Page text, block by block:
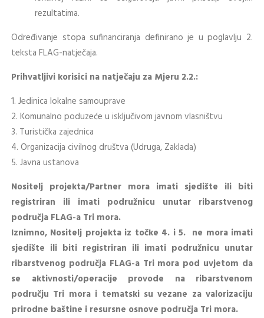
rezultatima.
Određivanje stopa sufinanciranja definirano je u poglavlju 2.
teksta FLAG-natječaja.
Prihvatljivi korisici na natječaju za Mjeru 2.2.:
1. Jedinica lokalne samouprave
2. Komunalno poduzeće u isključivom javnom vlasništvu
3. Turistička zajednica
4. Organizacija civilnog društva (Udruga, Zaklada)
5. Javna ustanova
Nositelj projekta/Partner mora imati sjedište ili biti
registriran ili imati podružnicu unutar ribarstvenog
područja FLAG-a Tri mora.
Iznimno, Nositelj projekta iz točke 4. i 5. ne mora imati
sjedište ili biti registriran ili imati podružnicu unutar
ribarstvenog područja FLAG-a Tri mora pod uvjetom da
se aktivnosti/operacije provode na ribarstvenom
području Tri mora i tematski su vezane za valorizaciju
prirodne baštine i resursne osnove područja Tri mora.